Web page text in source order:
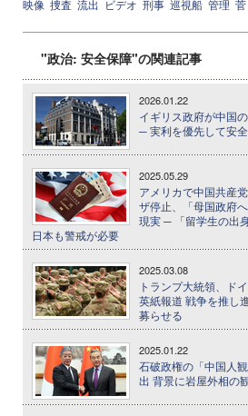
映像 捜査 流出 ビデオ 刑事 巡視船 管理 菅
"政治: 安全保障"の関連記事
2026.01.22
イギリス政府が中国
─ 実利を優先して安
2025.05.29
アメリカで中国共産
ザ停止、「母国政府
現実 ─ 「留学生の出
日本も警戒が必要
2025.03.08
トランプ大統領、ド
英紙報道 戦争を推し
募らせる
2025.01.22
石破政権の「中国人
出 背景に岩屋外相の